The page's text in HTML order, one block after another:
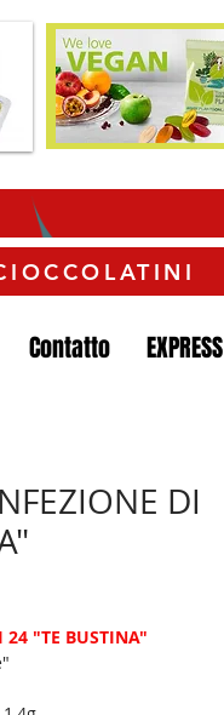
DI
24 "TE BUSTINA"
Contatto EXPRESS